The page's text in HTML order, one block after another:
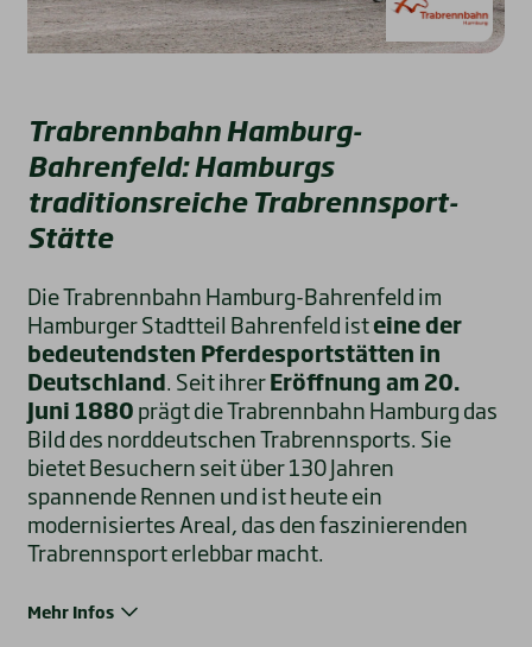
Trabrennbahn Hamburg-
Bahrenfeld: Hamburgs
traditionsreiche Trabrennsport-
Stätte
Die Trabrennbahn Hamburg-Bahrenfeld im
Hamburger Stadtteil Bahrenfeld isteine der
bedeutendsten Pferdesportstätten in
Deutschland. Seit ihrerEröffnung am 20.
Juni 1880prägt die Trabrennbahn Hamburg das
Bild des norddeutschen Trabrennsports. Sie
bietet Besuchern seit über 130 Jahren
spannende Rennen und ist heute ein
modernisiertes Areal, das den faszinierenden
Trabrennsport erlebbar macht.
Mehr Infos